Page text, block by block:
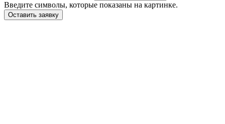
Введите символы, которые показаны на картинке.